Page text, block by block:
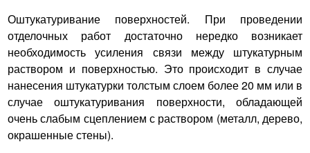
Оштукатуривание поверхностей. При проведении
отделочных работ достаточно нередко возникает
необходимость усиления связи между штукатурным
раствором и поверхностью. Это происходит в случае
нанесения штукатурки толстым слоем более 20 мм или в
случае оштукатуривания поверхности, обладающей
очень слабым сцеплением с раствором (металл, дерево,
окрашенные стены).